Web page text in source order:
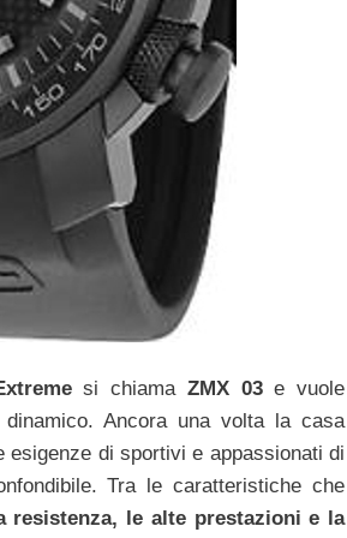
si chiama ZMX 03e vuole
Ancora una volta la casa
di sportivi e appassionati di
Tra le caratteristiche che
resistenza, le alte prestazioni e la